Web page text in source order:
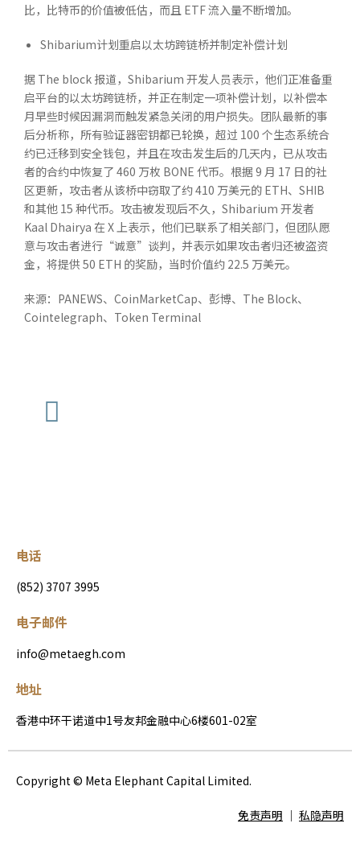
比，比特币的价值被低估，而且 ETF 流入量不断增加。
Shibarium计划重启以太坊跨链桥并制定补偿计划
据 The block 报道，Shibarium 开发人员表示，他们正准备重
启平台的以太坊跨链桥，并正在制定一项补偿计划，以补偿本
月早些时候因漏洞而触发紧急关闭的用户损失。团队最新的事
后分析称，所有验证器密钥都已轮换，超过 100 个生态系统合
约已迁移到安全钱包，并且在攻击发生后的几天内，已从攻击
者的合约中恢复了 460 万枚 BONE 代币。根据 9 月 17 日的社
区更新，攻击者从该桥中窃取了约 410 万美元的 ETH、SHIB
和其他 15 种代币。攻击被发现后不久，Shibarium 开发者
Kaal Dhairya 在 X 上表示，他们已联系了相关部门，但团队愿
意与攻击者进行“诚意”谈判，并表示如果攻击者归还被盗资
金，将提供 50 ETH 的奖励，当时价值约 22.5 万美元。
来源：PANEWS、CoinMarketCap、彭博、The Block、
Cointelegraph、Token Terminal
电话
(852) 3707 3995
电子邮件
info@metaegh.com
地址
香港中环干诺道中1号友邦金融中心6楼601-02室
Copyright © Meta Elephant Capital Limited.
免责声明 │ 私隐声明